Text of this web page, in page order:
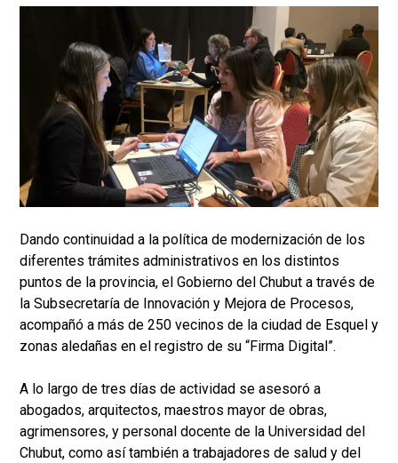
Dando continuidad a la política de modernización de los
diferentes trámites administrativos en los distintos
puntos de la provincia, el Gobierno del Chubut a través de
la Subsecretaría de Innovación y Mejora de Procesos,
acompañó a más de 250 vecinos de la ciudad de Esquel y
zonas aledañas en el registro de su “Firma Digital”.
A lo largo de tres días de actividad se asesoró a
abogados, arquitectos, maestros mayor de obras,
agrimensores, y personal docente de la Universidad del
Chubut, como así también a trabajadores de salud y del